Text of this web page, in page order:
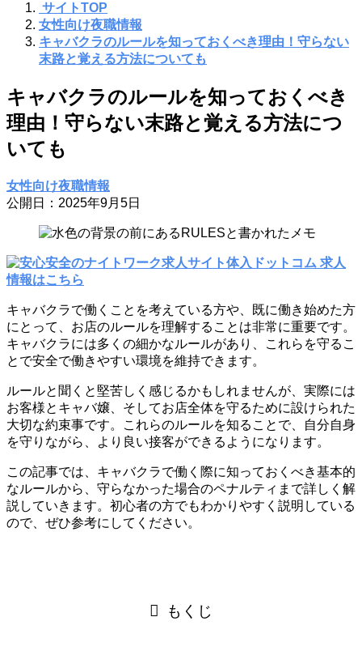
サイトTOP
女性向け夜職情報
キャバクラのルールを知っておくべき理由！守らない
末路と覚える方法についても
キャバクラのルールを知っておくべき
理由！守らない末路と覚える方法につ
いても
女性向け夜職情報
公開日：2025年9月5日
キャバクラで働くことを考えている方や、既に働き始めた方
にとって、お店のルールを理解することは非常に重要です。
キャバクラには多くの細かなルールがあり、これらを守るこ
とで安全で働きやすい環境を維持できます。
ルールと聞くと堅苦しく感じるかもしれませんが、実際には
お客様とキャバ嬢、そしてお店全体を守るために設けられた
大切な約束事です。これらのルールを知ることで、自分自身
を守りながら、より良い接客ができるようになります。
この記事では、キャバクラで働く際に知っておくべき基本的
なルールから、守らなかった場合のペナルティまで詳しく解
説していきます。初心者の方でもわかりやすく説明している
ので、ぜひ参考にしてください。
もくじ